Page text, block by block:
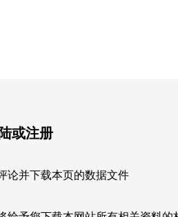
或注册
论并下载本页的数据文件